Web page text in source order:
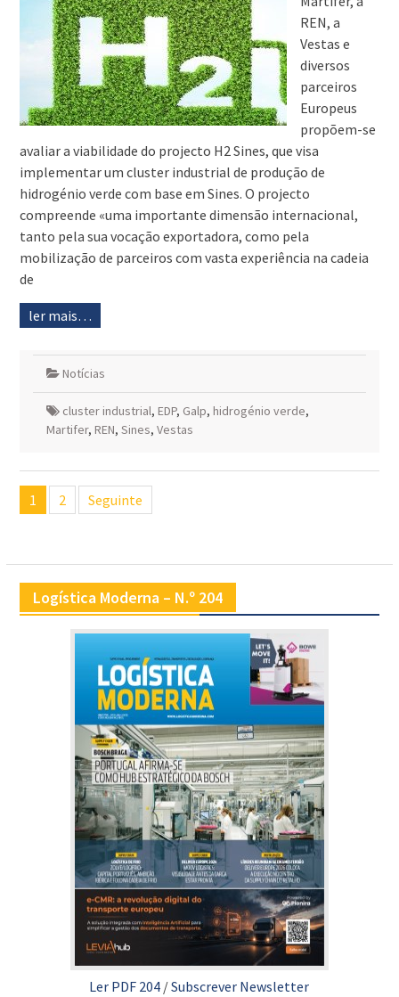
REN, a
Vestas e
diversos
parceiros
Europeus
propõem-se
avaliar a viabilidade do projecto H2 Sines, que visa
implementar um cluster industrial de produção de
hidrogénio verde com base em Sines. O projecto
compreende «uma importante dimensão internacional,
tanto pela sua vocação exportadora, como pela
mobilização de parceiros com vasta experiência na cadeia
de
ler mais…
Notícias
cluster industrial, EDP, Galp, hidrogénio verde,
Martifer, REN, Sines, Vestas
Navegação
de
1 2 Seguinte
Logística Moderna – N.º 204
Ler PDF 204 /Subscrever Newsletter